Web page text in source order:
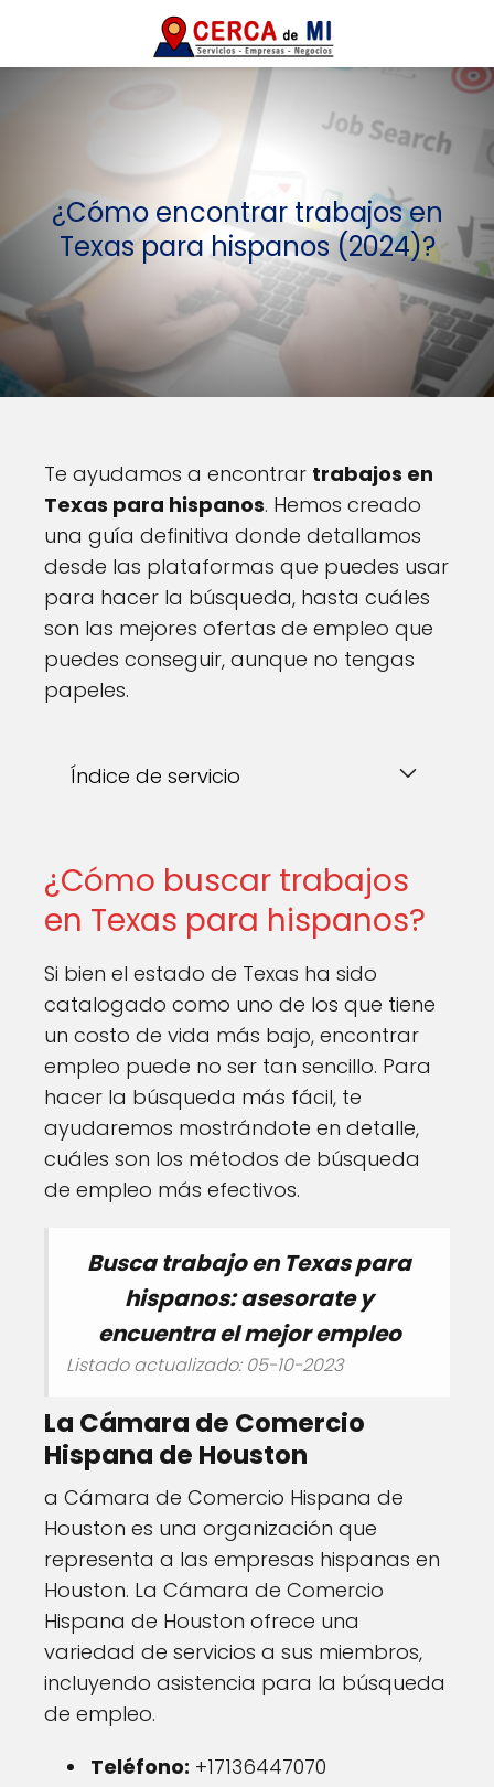
¿Cómo encontrar trabajos en
Texas para hispanos (2024)?
Te ayudamos a encontrar trabajos en
Texas para hispanos. Hemos creado
una guía definitiva donde detallamos
desde las plataformas que puedes usar
para hacer la búsqueda, hasta cuáles
son las mejores ofertas de empleo que
puedes conseguir, aunque no tengas
papeles.
Índice de servicio
¿Cómo buscar trabajos
en Texas para hispanos?
Si bien el estado de Texas ha sido
catalogado como uno de los que tiene
un costo de vida más bajo, encontrar
empleo puede no ser tan sencillo. Para
hacer la búsqueda más fácil, te
ayudaremos mostrándote en detalle,
cuáles son los métodos de búsqueda
de empleo más efectivos.
Busca trabajo en Texas para
hispanos: asesorate y
encuentra el mejor empleo
Listado actualizado: 05-10-2023
La Cámara de Comercio
Hispana de Houston
a Cámara de Comercio Hispana de
Houston es una organización que
representa a las empresas hispanas en
Houston. La Cámara de Comercio
Hispana de Houston ofrece una
variedad de servicios a sus miembros,
incluyendo asistencia para la búsqueda
de empleo.
Teléfono: +17136447070